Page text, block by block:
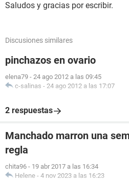
Saludos y gracias por escribir.
Discusiones similares
pinchazos en ovario
elena79 - 24 ago 2012 a las 09:45
c-salinas - 24 ago 2012 a las 17:07
2 respuestas
Manchado marron una
regla
chita96 - 19 abr 2017 a las 16:34
Helene - 4 nov 2023 a las 16:23